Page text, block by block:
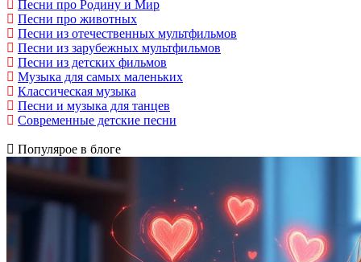
Песни про Родину и Мир
Песни про животных
Песни из отечественных мультфильмов
Песни из зарубежных мультфильмов
Песни из детских фильмов
Музыка для самых маленьких
Классическая музыка
Песни и музыка для танцев
Современные детские песни
Популярое в блоге